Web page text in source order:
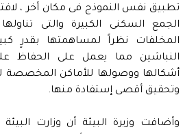
تطبيق نفس النموذج فى مكان أخر ،
الجمع السكنى الكبيرة والتى
المخلفات نظراً لمساهمتها بقدرٍ
النباشين مما يعمل على الحفاظ
أشكالها ووصولها للأماكن المخصصة
وتحقيق أقصى إستفادة منها.
وأضافت وزيرة البيئة أن وزارت